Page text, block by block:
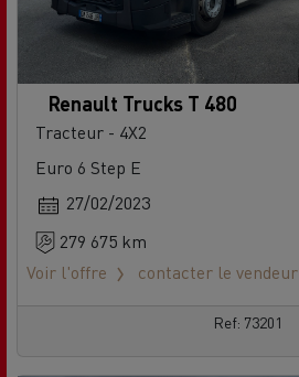
Renault Trucks T 480
Tracteur - 4X2
Euro 6 Step E
27/02/2023
279 675 km
Voir l'offre
contacter le vendeur
Ref: 73201